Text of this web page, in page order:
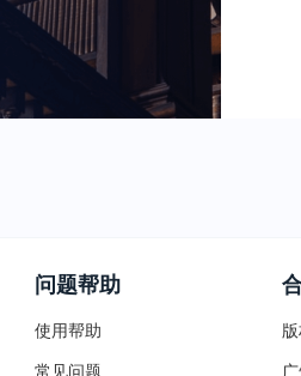
问题帮助
使用帮助
常见问题